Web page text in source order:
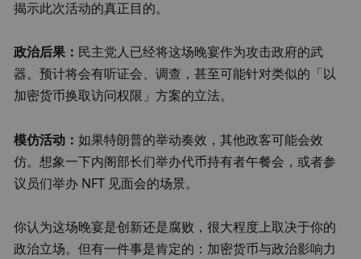
揭示此次活动的真正目的。
政治后果： 民主党人已经将这场晚宴作为攻击政府的武
器。预计将会有听证会、调查，甚至可能针对类似的「以
加密货币换取访问权限」方案的立法。
模仿活动：如果特朗普的举动奏效，其他政客可能会效
仿。想象一下内阁部长们举办代币持有者午餐会，或者参
议员们举办 NFT 见面会的场景。
你认为这场晚宴是创新还是腐败，很大程度上取决于你的
政治立场。但有一件事是肯定的：加密货币与政治影响力